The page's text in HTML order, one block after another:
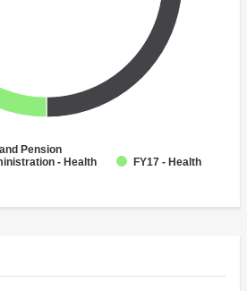
Pension
- Health
FY17 - Health